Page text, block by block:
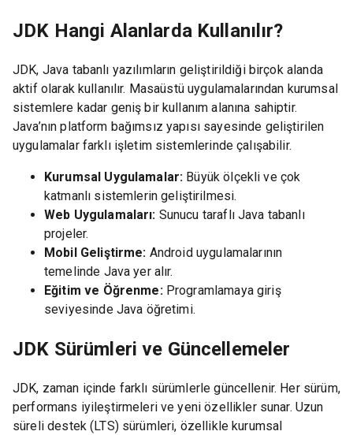
JDK Hangi Alanlarda Kullanılır?
JDK, Java tabanlı yazılımların geliştirildiği birçok alanda
aktif olarak kullanılır. Masaüstü uygulamalarından kurumsal
sistemlere kadar geniş bir kullanım alanına sahiptir.
Java’nın platform bağımsız yapısı sayesinde geliştirilen
uygulamalar farklı işletim sistemlerinde çalışabilir.
Kurumsal Uygulamalar: Büyük ölçekli ve çok
katmanlı sistemlerin geliştirilmesi.
Web Uygulamaları: Sunucu taraflı Java tabanlı
projeler.
Mobil Geliştirme: Android uygulamalarının
temelinde Java yer alır.
Eğitim ve Öğrenme: Programlamaya giriş
seviyesinde Java öğretimi.
JDK Sürümleri ve Güncellemeler
JDK, zaman içinde farklı sürümlerle güncellenir. Her sürüm,
performans iyileştirmeleri ve yeni özellikler sunar. Uzun
süreli destek (LTS) sürümleri, özellikle kurumsal